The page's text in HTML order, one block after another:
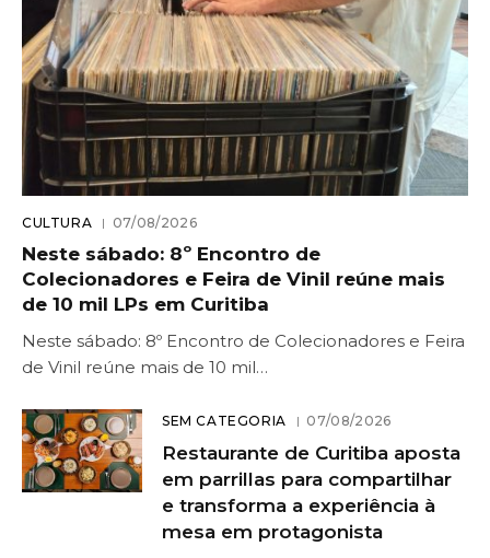
CULTURA 07/08/2026
Neste sábado: 8º Encontro de
Colecionadores e Feira de Vinil reúne mais
de 10 mil LPs em Curitiba
Neste sábado: 8º Encontro de Colecionadores e Feira
de Vinil reúne mais de 10 mil…
SEM CATEGORIA 07/08/2026
Restaurante de Curitiba aposta
em parrillas para compartilhar
e transforma a experiência à
mesa em protagonista